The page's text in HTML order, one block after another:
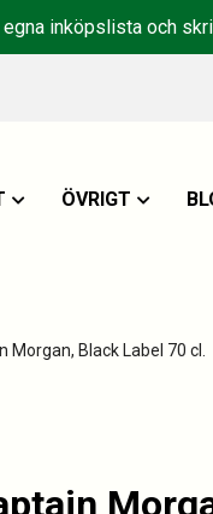
inköpslista och
ÖVRIGT
Morgan, Black Label 70 cl.